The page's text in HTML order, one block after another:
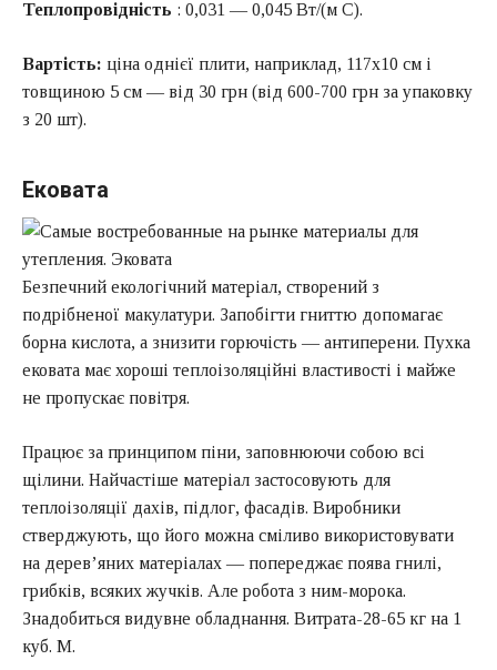
Теплопровідність : 0,031 — 0,045 Вт/(м C).
Вартість: ціна однієї плити, наприклад, 117х10 см і
товщиною 5 см — від 30 грн (від 600-700 грн за упаковку
з 20 шт).
Ековата
Безпечний екологічний матеріал, створений з
подрібненої макулатури. Запобігти гниттю допомагає
борна кислота, а знизити горючість — антиперени. Пухка
ековата має хороші теплоізоляційні властивості і майже
не пропускає повітря.
Працює за принципом піни, заповнюючи собою всі
щілини. Найчастіше матеріал застосовують для
теплоізоляції дахів, підлог, фасадів. Виробники
стверджують, що його можна сміливо використовувати
на дерев’яних матеріалах — попереджає поява гнилі,
грибків, всяких жучків. Але робота з ним-морока.
Знадобиться видувне обладнання. Витрата-28-65 кг на 1
куб. М.